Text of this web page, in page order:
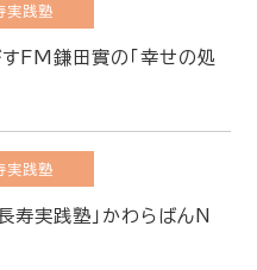
実践塾
FM鎌田實の「幸せの処
実践塾
寿実践塾」かわらばんN